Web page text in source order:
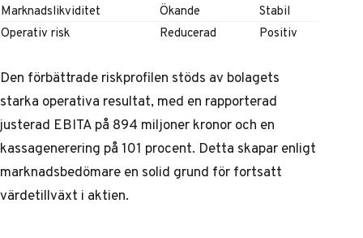
Marknadslikviditet
Ökande
Stabil
Operativ risk
Reducerad Positiv
Den förbättrade riskprofilen stöds av bolagets
starka operativa resultat, med en rapporterad
justerad EBITA på 894 miljoner kronor och en
kassagenerering på 101 procent. Detta skapar enligt
marknadsbedömareen solid grund för fortsatt
värdetillväxt i aktien.